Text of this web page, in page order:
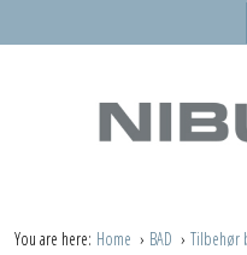
You are here: Home BAD Tilbehør